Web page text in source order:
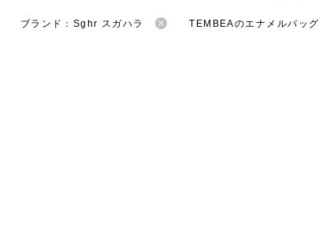
ブランド：Sghr スガハラ TEMBEAのエナメルバッグ